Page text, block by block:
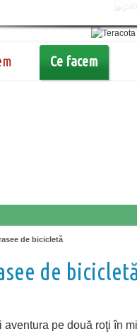
Ce facem
de bicicletă
de
aventura pe două roţi în